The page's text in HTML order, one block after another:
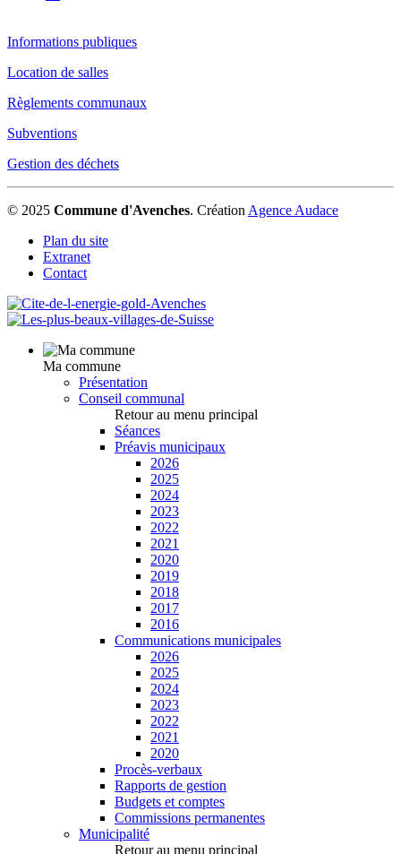
Informations publiques
Location de salles
Règlements communaux
Subventions
Gestion des déchets
© 2025 Commune d'Avenches. CréationAgence Audace
Plan du site
Extranet
Contact
Ma commune
Présentation
Conseil communal
Retour au menu principal
Séances
Préavis municipaux
2026
2025
2024
2023
2022
2021
2020
2019
2018
2017
2016
Communications municipales
2026
2025
2024
2023
2022
2021
2020
Procès-verbaux
Rapports de gestion
Budgets et comptes
Commissions permanentes
Municipalité
Retour au menu principal